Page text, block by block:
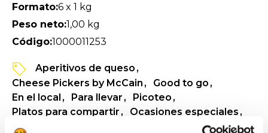
Formato:6 x 1 kg
Peso neto:1,00 kg
Código:1000011253
Aperitivos de queso
Cheese Pickers by McCain
Good to go
En el local
Para llevar
Picoteo
Platos para compartir
Ocasiones especiales
Picoteo